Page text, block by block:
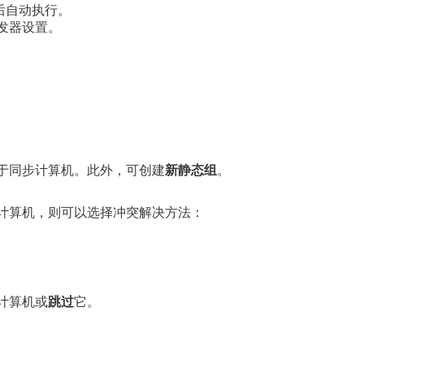
动执行。
设置。
同步计算机。此外，可创建新静态组。
机，则可以选择冲突解决方法：
算机或跳过它。